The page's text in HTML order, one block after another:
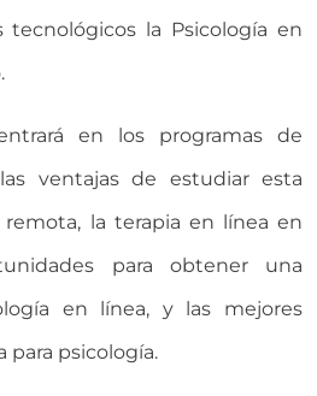
tecnológicos la Psicología en
en los programas de
ventajas de estudiar esta
la terapia en línea en
para obtener una
en línea, y las mejores
para psicología.